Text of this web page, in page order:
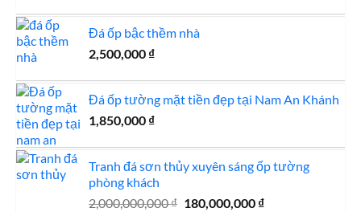
Đá ốp bậc thềm nhà
2,500,000 ₫
Đá ốp tường mặt tiền đẹp tại Nam An Khánh
1,850,000 ₫
Tranh đá sơn thủy xuyên sáng ốp tường
phòng khách
2,000,000,000₫ Giá
180,000,000 ₫Giá